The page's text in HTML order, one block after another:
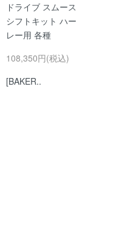
ドライブ スムース
シフトキット ハー
レー用 各種
108,350円(税込)
[BAKER..